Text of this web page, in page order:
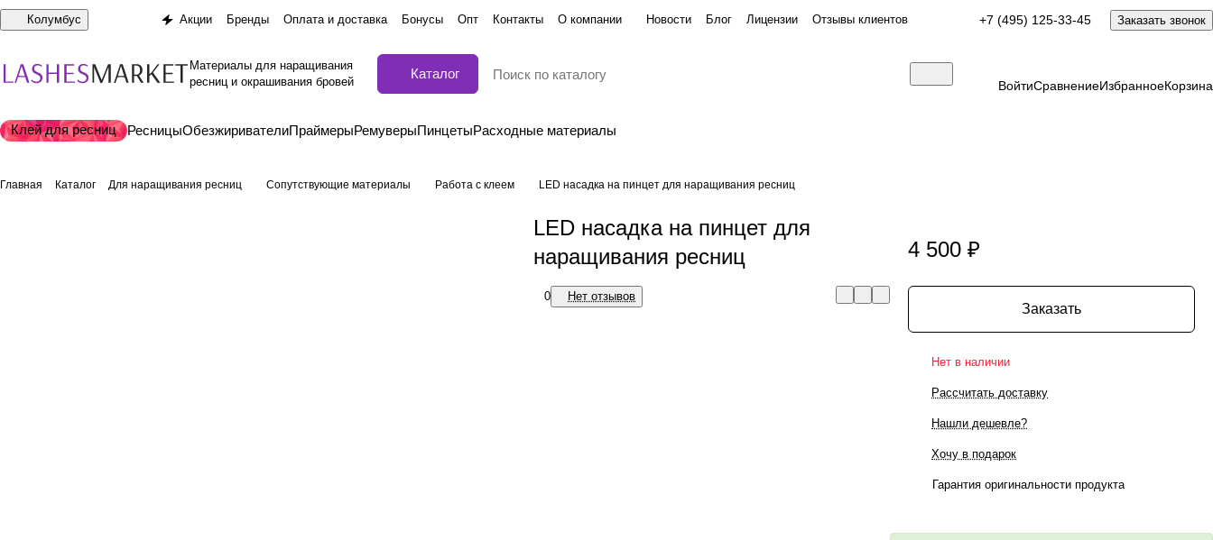
Колумбус Акции Бренды Оплата и доставка Бонусы Опт Контакты О компании Новости Блог Лицензии Отзывы клиентов +7 (495) 125-33-45 Заказать звонок
Материалы для наращивания
ресниц и окрашивания бровей
Каталог
ВойтиСравнениеИзбранноеКорзина
Клей для ресниц РесницыОбезжиривателиПраймерыРемуверыПинцетыРасходные материалы
Главная Каталог Для наращивания ресниц Сопутствующие материалы Работа с клеем LED насадка на пинцет для наращивания ресниц
LED насадка на пинцет для
наращивания ресниц
0 Нет отзывов
4 500 ₽
Заказать
Нет в наличии
Рассчитать доставку
Нашли дешевле?
Хочу в подарок
Гарантия оригинальности продукта